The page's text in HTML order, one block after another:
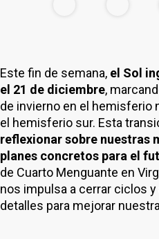
Este fin de semana, el Sol
el 21 de diciembre,
de invierno en el hemisferio
el hemisferio sur. Esta
reflexionar sobre nuestras
planes concretos para el
de Cuarto Menguante en
nos impulsa a cerrar ciclos
detalles para mejorar